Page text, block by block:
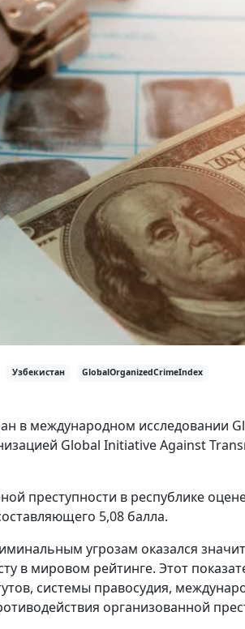
Узбекистан
GlobalOrganizedCrimeIndex
в международном исследовании
Global Initiative Against
преступности в республике
5,08 балла.
угрозам оказался
в мировом рейтинге. Этот
системы правосудия,
организованной